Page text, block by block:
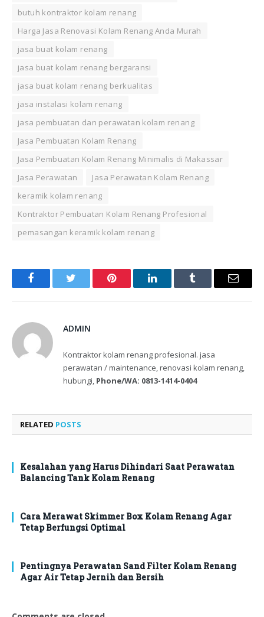
butuh kontraktor kolam renang
Harga Jasa Renovasi Kolam Renang Anda Murah
jasa buat kolam renang
jasa buat kolam renang bergaransi
jasa buat kolam renang berkualitas
jasa instalasi kolam renang
jasa pembuatan dan perawatan kolam renang
Jasa Pembuatan Kolam Renang
Jasa Pembuatan Kolam Renang Minimalis di Makassar
Jasa Perawatan Kolam Renang
keramik kolam renang
Kontraktor Pembuatan Kolam Renang Profesional
pemasangan keramik kolam renang
FacebookTwitter Pinterest LinkedIn Tumblr Email
Kontraktor kolam renang profesional. jasa
perawatan / maintenance, renovasi kolam renang,
hubungi,
Phone/WA: 0813-1414-0404
Kesalahan yang Harus Dihindari Saat Perawatan
Balancing Tank Kolam Renang
Cara Merawat Skimmer Box Kolam Renang Agar
Tetap Berfungsi Optimal
Pentingnya Perawatan Sand Filter Kolam Renang
Agar Air Tetap Jernih dan Bersih
Comments are closed.